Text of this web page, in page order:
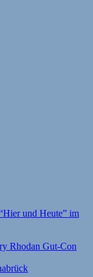
und Heute” im
Rhodan Gut-Con